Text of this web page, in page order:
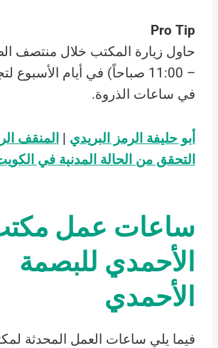
Pro Tip
– 11:00 صباحاً) في أيام الأسبوع
في ساعات الذروة.
أبو حليفة الرمز البريدي | المنقف
التحقق من الحالة المدنية في
ساعات عمل
الأحمدي للبصمة
الأحمدي
فيما يلي ساعات العمل المحدثة